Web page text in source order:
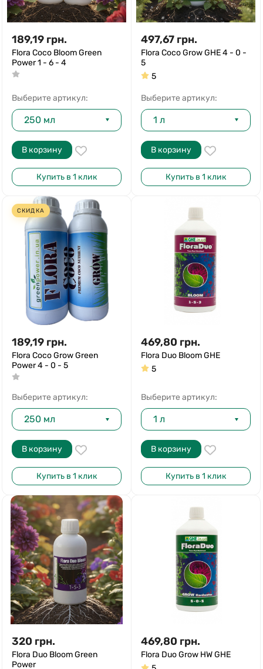
189,19 грн.
Flora Coco Bloom Green
Power 1 - 6 - 4
Выберите артикул:
250 мл
В корзину
Купить в 1 клик
497,67 грн.
Flora Coco Grow GHE 4 - 0 -
5
5
Выберите артикул:
1 л
В корзину
Купить в 1 клик
СКИДКА
189,19 грн.
Flora Coco Grow Green
Power 4 - 0 - 5
Выберите артикул:
250 мл
В корзину
Купить в 1 клик
469,80 грн.
Flora Duo Bloom GHE
5
Выберите артикул:
1 л
В корзину
Купить в 1 клик
320 грн.
Flora Duo Bloom Green
Power
469,80 грн.
Flora Duo Grow HW GHE